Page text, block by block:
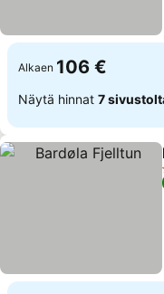
Alkaen 106 €
Näytä hinnat 7